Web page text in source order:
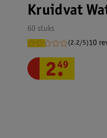
Kruidvat
60 stuks
(2.2/5)10
2.
49